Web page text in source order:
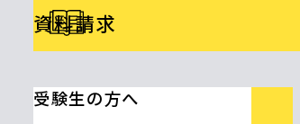
資料請求
受験生の方へ